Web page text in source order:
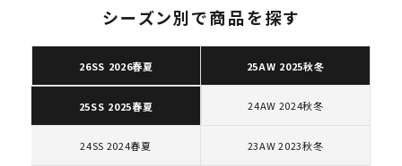
シーズンから探す
ト
シーズン別で商品を探す
26SS 2026春夏 25AW 2025秋冬
25SS 2025春夏 24AW 2024秋冬
24SS 2024春夏 23AW 2023秋冬